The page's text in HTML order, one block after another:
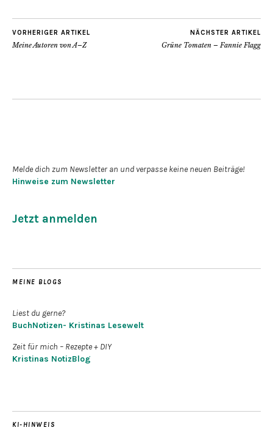
VORHERIGER ARTIKEL
Meine Autoren von A–Z
NÄCHSTER ARTIKEL
Grüne Tomaten – Fannie Flagg
Melde dich zum Newsletter an und verpasse keine neuen Beiträge!
Hinweise zum Newsletter
Jetzt anmelden
MEINE BLOGS
Liest du gerne?
BuchNotizen- Kristinas Lesewelt
Zeit für mich – Rezepte + DIY
Kristinas NotizBlog
KI-HINWEIS